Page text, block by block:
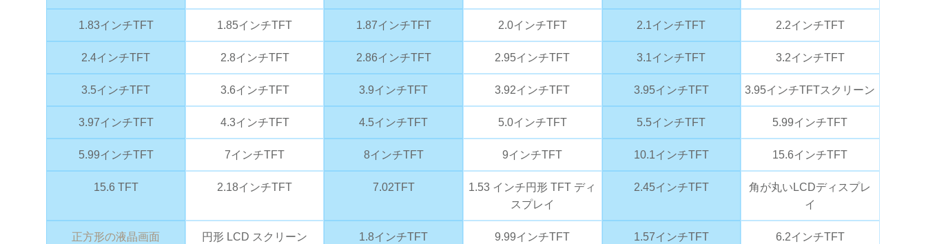
1.83インチTFT 1.85インチTFT 1.87インチTFT 2.0インチTFT 2.1インチTFT 2.2インチTFT
2.4インチTFT 2.8インチTFT 2.86インチTFT 2.95インチTFT 3.1インチTFT 3.2インチTFT
3.5インチTFT 3.6インチTFT 3.9インチTFT 3.92インチTFT 3.95インチTFT 3.95インチTFTスクリーン
3.97インチTFT 4.3インチTFT 4.5インチTFT 5.0インチTFT 5.5インチTFT 5.99インチTFT
5.99インチTFT 7インチTFT 8インチTFT 9インチTFT 10.1インチTFT 15.6インチTFT
15.6 TFT 2.18インチTFT 7.02TFT
1.53 インチ円形 TFT ディ
スプレイ
2.45インチTFT
角が丸いLCDディスプレ
イ
正方形の液晶画面 円形 LCD スクリーン 1.8インチTFT 9.99インチTFT 1.57インチTFT 6.2インチTFT